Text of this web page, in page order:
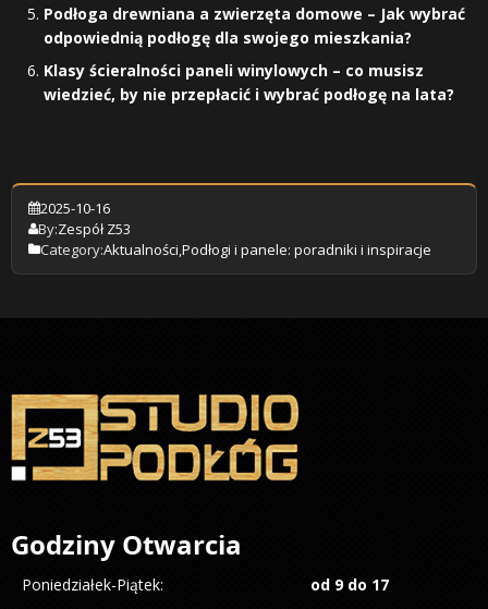
Podłoga drewniana a zwierzęta domowe – Jak wybrać
odpowiednią podłogę dla swojego mieszkania?
Klasy ścieralności paneli winylowych – co musisz
wiedzieć, by nie przepłacić i wybrać podłogę na lata?
2025-10-16
By:Zespół Z53
Category:Aktualności Podłogi i panele: poradniki i inspiracje
Godziny Otwarcia
Poniedziałek-Piątek: od 9 do 17